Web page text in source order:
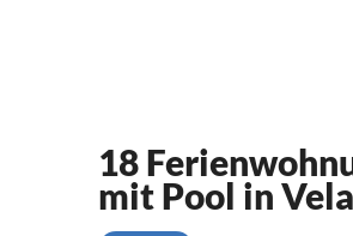
18
mit Pool in